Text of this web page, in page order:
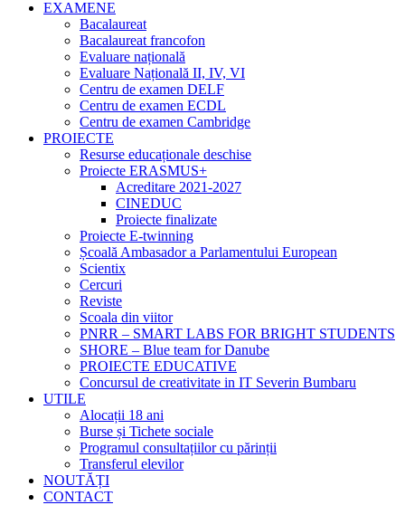
EXAMENE
Bacalaureat
Bacalaureat francofon
Evaluare națională
Evaluare Națională II, IV, VI
Centru de examen DELF
Centru de examen ECDL
Centru de examen Cambridge
PROIECTE
Resurse educaționale deschise
Proiecte ERASMUS+
Acreditare 2021-2027
CINEDUC
Proiecte finalizate
Proiecte E-twinning
Școală Ambasador a Parlamentului European
Scientix
Cercuri
Reviste
Scoala din viitor
PNRR – SMART LABS FOR BRIGHT STUDENTS
SHORE – Blue team for Danube
PROIECTE EDUCATIVE
Concursul de creativitate in IT Severin Bumbaru
UTILE
Alocații 18 ani
Burse și Tichete sociale
Programul consultațiilor cu părinții
Transferul elevilor
NOUTĂȚI
CONTACT